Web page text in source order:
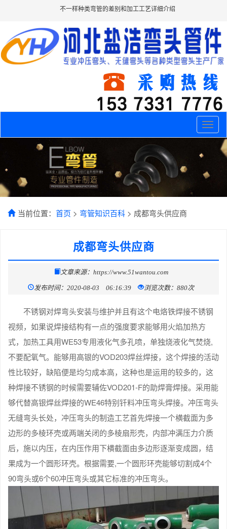
不一样种类弯管的差别和加工工艺详细介绍
Toggle
当前位置： 首页 > 弯管知识百科 > 成都弯头供应商
成都弯头供应商
文章来源：https://www.51wantou.com
发布时间：2020-08-03 06:16:39 浏览次数：880次
不锈钢对焊弯头安装与维护并且有这个电烙铁焊接不锈钢
视频，如果说焊接结构有一点的强度要求能够用火焰加热方
式，加热工具用WE53专用液化气多孔喷，单独烧液化气焚烧,
不要配氧气。能够用高银的VOD203焊丝焊接，这个焊接的活动
性比较好，缺陷便是均匀成本高，这种也是运用的较多的，这
种焊接不锈钢的时候需要辅佐VOD201-F的助焊膏焊接。采用能
够代替高银焊丝焊接的WE46特别钎料冲压弯头焊接。冲压弯头
无缝弯头长处，冲压弯头的制造工艺首先焊接一个横截面为多
边形的多棱环壳或两端关闭的多棱扇形壳，内部冲满压力介质
后，施以内压，在内压作用下横截面由多边形逐渐变成圆，结
果成为一个圆形环壳。根据需要,一个圆形环壳能够切割成4个
90弯头或6个60冲压弯头或其它标准的冲压弯头。